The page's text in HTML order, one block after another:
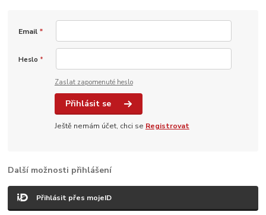
Email *
Heslo *
Zaslat zapomenuté heslo
Přihlásit se
Ještě nemám účet, chci se Registrovat
Další možnosti přihlášení
Přihlásit přes mojeID